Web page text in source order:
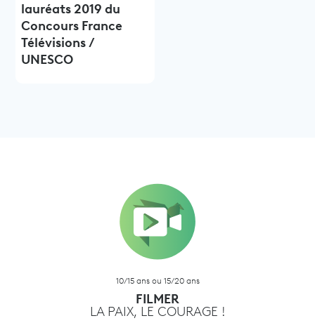
lauréats 2019 du
Concours France
Télévisions /
UNESCO
10/15 ans ou 15/20 ans
FILMER
LA PAIX, LE COURAGE !